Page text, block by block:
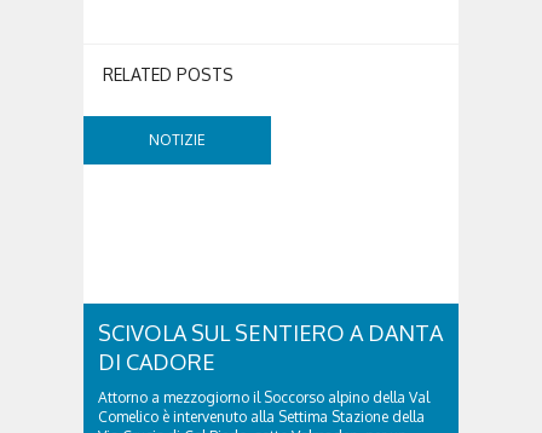
RELATED POSTS
NOTIZIE
SCIVOLA SUL SENTIERO A DANTA
DI CADORE
Attorno a mezzogiorno il Soccorso alpino della Val
Comelico è intervenuto alla Settima Stazione della